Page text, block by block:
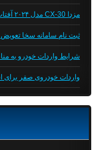
مزدا CX-30 مدل ۲۰۲۴ آفتاب خودرو؛ بررسی و مشخصات فنی
ثبت نام سامانه سخا
شرایط واردات خودرو به
واردات خودروی صفر